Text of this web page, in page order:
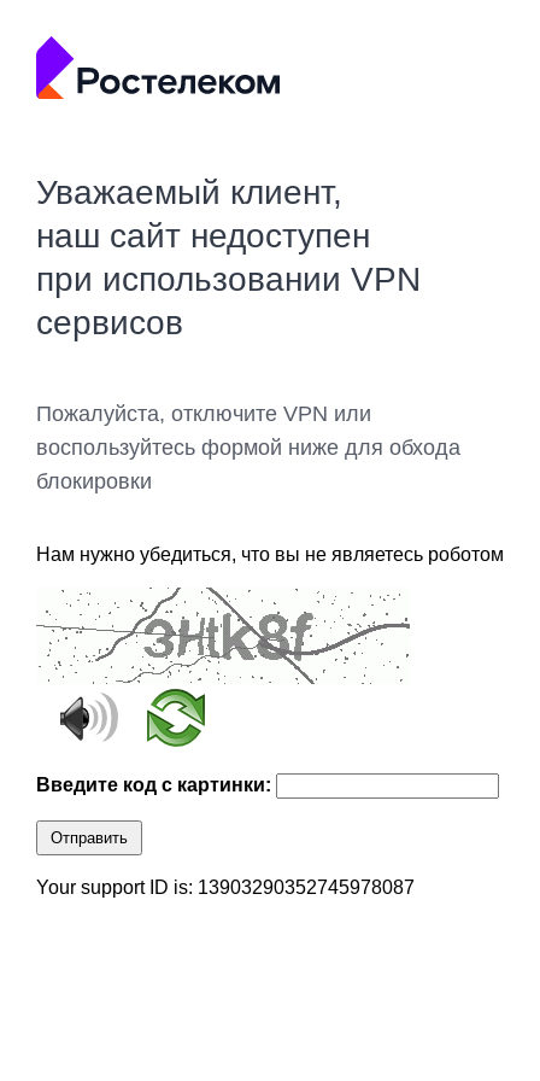
Уважаемый клиент,
наш сайт недоступен
при использовании VPN
сервисов
Пожалуйста, отключите VPN или
воспользуйтесь формой ниже для обхода
блокировки
Нам нужно убедиться, что вы не являетесь роботом
Введите код с картинки:
Отправить
Your support ID is: 13903290352745978087